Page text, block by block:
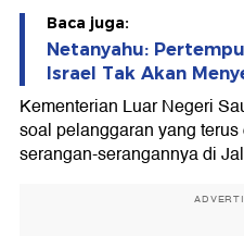
Baca juga:
Netanyahu:
Israel Tak Akan
Kementerian Luar Negeri
soal pelanggaran yang
serangan-serangannya di